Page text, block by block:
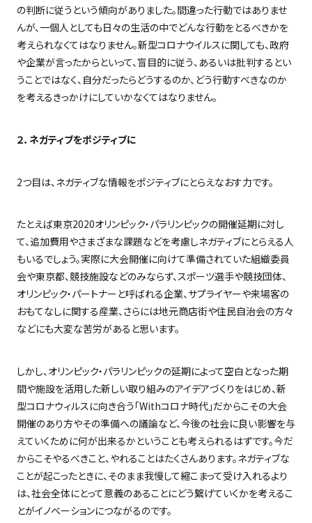
の判断に従うという傾向がありました。間違った行動ではありませ
んが、一個人としても日々の生活の中でどんな行動をとるべきかを
考えられなくてはなりません。新型コロナウイルスに関しても、政府
や企業が言ったからといって、盲目的に従う、あるいは批判するとい
うことではなく、自分だったらどうするのか、どう行動すべきなのか
を考えるきっかけにしていかなくてはなりません。
２．ネガティブをポジティブに
2つ目は、ネガティブな情報をポジティブにとらえなおす力です。
たとえば東京2020オリンピック・パラリンピックの開催延期に対し
て、追加費用やさまざまな課題などを考慮しネガティブにとらえる人
もいるでしょう。実際に大会開催に向けて準備されていた組織委員
会や東京都、競技施設などのみならず、スポーツ選手や競技団体、
オリンピック・パートナーと呼ばれる企業、サプライヤーや来場客の
おもてなしに関する産業、さらには地元商店街や住民自治会の方々
などにも大変な苦労があると思います。
しかし、オリンピック・パラリンピックの延期によって空白となった期
間や施設を活用した新しい取り組みのアイデアづくりをはじめ、新
型コロナウィルスに向き合う「Withコロナ時代」だからこその大会
開催のあり方やその準備への議論など、今後の社会に良い影響を与
えていくために何が出来るかということも考えられるはずです。今だ
からこそやるべきこと、やれることはたくさんあります。ネガティブな
ことが起こったときに、そのまま我慢して縮こまって受け入れるより
は、社会全体にとって意義のあることにどう繋げていくかを考えるこ
とがイノベーションにつながるのです。